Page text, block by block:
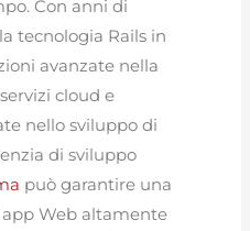
Con anni di
tecnologia Rails in
avanzate nella
cloud e
nello sviluppo di
di sviluppo
può garantire una
Web altamente